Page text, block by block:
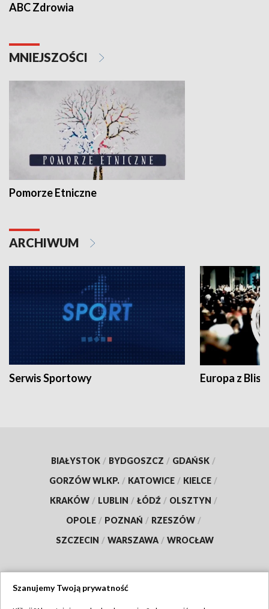
ABC Zdrowia
MNIEJSZOŚCI
Pomorze Etniczne
ARCHIWUM
Serwis Sportowy Europa z
BIAŁYSTOK / BYDGOSZCZ / GDAŃSK /
GORZÓW WLKP. / KATOWICE / KIELCE /
KRAKÓW / LUBLIN / ŁÓDŹ / OLSZTYN /
OPOLE / POZNAŃ / RZESZÓW /
SZCZECIN / WARSZAWA / WROCŁAW
Szanujemy Twoją prywatność